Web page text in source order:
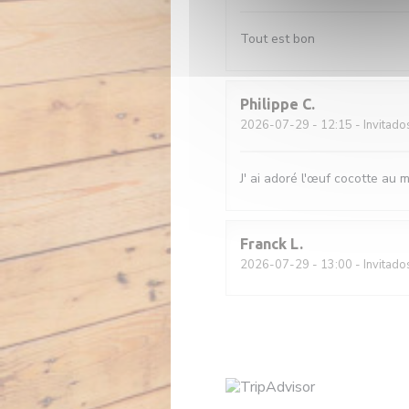
Tout est bon
Philippe C
2026-07-29 - 12:15 -
J' ai adoré l'œuf cocotte au
Franck L
2026-07-29 - 13:00 -